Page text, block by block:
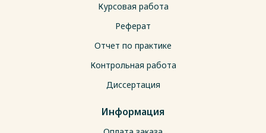
Курсовая работа
Реферат
Отчет по практике
Контрольная работа
Диссертация
Информация